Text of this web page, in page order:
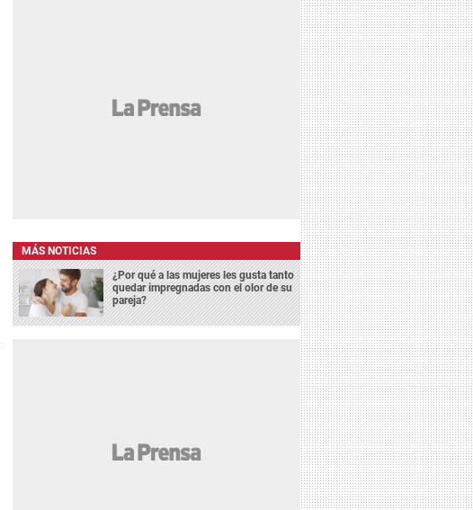
MÁS NOTICIAS
¿Por qué a las mujeres les gusta tanto
quedar impregnadas con el olor de su
pareja?